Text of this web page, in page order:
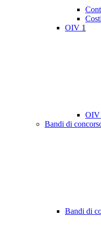
OIV 1
OIV
Bandi di
Bandi di